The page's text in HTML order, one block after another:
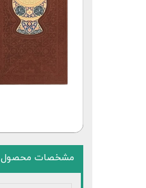
مشخصات محصول